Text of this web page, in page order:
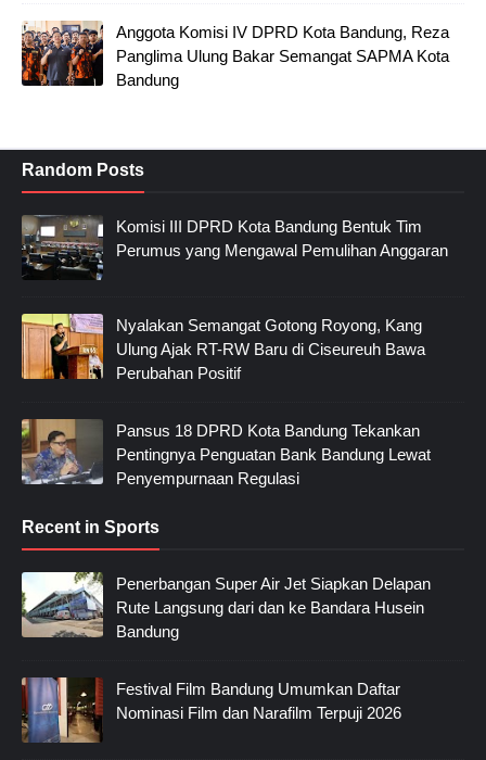
Anggota Komisi IV DPRD Kota Bandung, Reza
Panglima Ulung Bakar Semangat SAPMA Kota
Bandung
Random Posts
Komisi III DPRD Kota Bandung Bentuk Tim
Perumus yang Mengawal Pemulihan Anggaran
Nyalakan Semangat Gotong Royong, Kang
Ulung Ajak RT-RW Baru di Ciseureuh Bawa
Perubahan Positif
Pansus 18 DPRD Kota Bandung Tekankan
Pentingnya Penguatan Bank Bandung Lewat
Penyempurnaan Regulasi
Recent in Sports
Penerbangan Super Air Jet Siapkan Delapan
Rute Langsung dari dan ke Bandara Husein
Bandung
Festival Film Bandung Umumkan Daftar
Nominasi Film dan Narafilm Terpuji 2026